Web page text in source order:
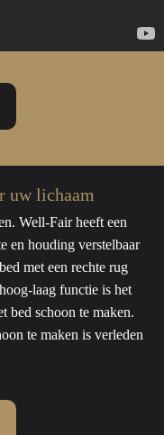
uw lichaam
Well-Fair heeft een
en houding verstelbaar
met een rechte rug
laag functie is het
bed schoon te maken.
te maken is verleden